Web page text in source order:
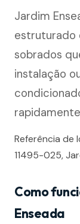
Jardim
estruturado
sobrados
instalação
Referência de
11495-025,
Como
Enseada